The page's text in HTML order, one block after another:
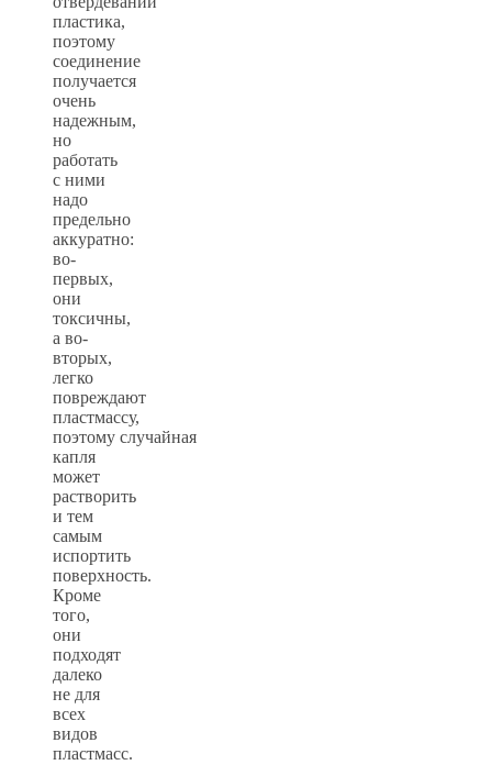
пластика,
поэтому
соединение
получается
очень
надежным,
но
работать
с ними
надо
предельно
аккуратно:
во-
первых,
они
токсичны,
а во-
вторых,
легко
повреждают
пластмассу,
поэтому случайная
капля
может
растворить
и тем
самым
испортить
поверхность.
Кроме
того,
они
подходят
далеко
не для
всех
видов
пластмасс.